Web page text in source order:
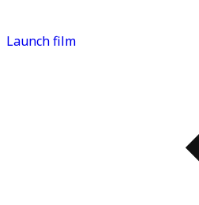
Launch film